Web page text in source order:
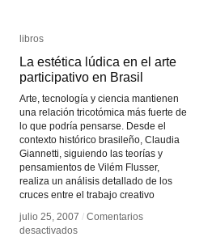
libros
La estética lúdica en el arte
participativo en Brasil
Arte, tecnología y ciencia mantienen
una relación tricotómica más fuerte de
lo que podría pensarse. Desde el
contexto histórico brasileño, Claudia
Giannetti, siguiendo las teorías y
pensamientos de Vilém Flusser,
realiza un análisis detallado de los
cruces entre el trabajo creativo
julio 25, 2007 / Comentarios
desactivadosen
libros
La estética lúdica en el arte
participativo en Brasil
julio 25, 2007 / Comentarios
desactivadosen